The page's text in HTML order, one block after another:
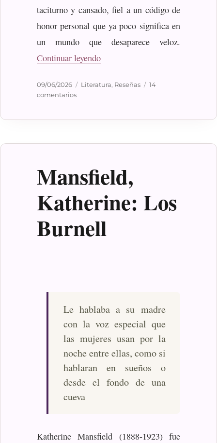
taciturno y cansado, fiel a un código de
honor personal que ya poco significa en
un mundo que desaparece veloz.
Continuar leyendo«Pérez–Reverte, Arturo: El
Publicado
el
09/06/2026 Categorías
Literatura, Reseñas
14
comentariosen
capitán
Mansfield,
Katherine: Los
Burnell
Le hablaba a su madre
con la voz especial que
las mujeres usan por la
noche entre ellas, como si
hablaran en sueños o
desde el fondo de una
cueva
Katherine Mansfield (1888-1923) fue